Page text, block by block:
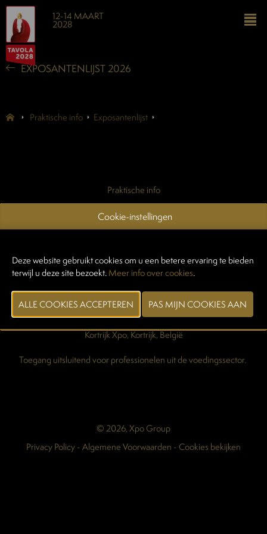
12-14 MAART
2028
EXPOSANTENLIJST 2026
Praktische info Exposantenlijst
Praktische info
Contacteer ons
Login standenbouwers
Maart 2028
Kortrijk Xpo, Kortrijk, België
Toegang uitsluitend voor professionelen uit de voedingssector.
© 2026, Xpo Group
Privacy Policy-Algemene Voorwaarden -Cookies bekijken
Cookie-instellingen
Deze website gebruikt cookies om u een betere ervaring te bieden
terwijl u deze site bezoekt.Meer info over cookies.